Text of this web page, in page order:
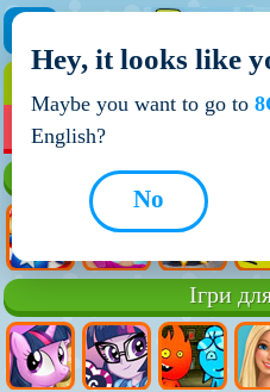
НОВІ ІГРИ
Ігри
Hey, it looks like
Maybe you want to go to
English?
No